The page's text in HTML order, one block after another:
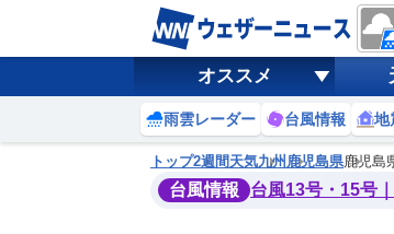
オススメ
雨雲レーダー 台風情報 地
トップ2週間天気九州 鹿児島県鹿児島
台風情報 台風13号・15号